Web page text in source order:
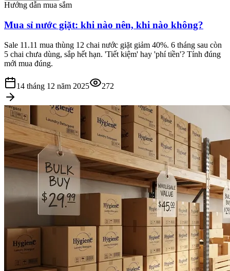
Hướng dẫn mua sắm
Mua sỉ nước giặt: khi nào nên, khi nào không?
Sale 11.11 mua thùng 12 chai nước giặt giảm 40%. 6 tháng sau còn
5 chai chưa dùng, sắp hết hạn. 'Tiết kiệm' hay 'phí tiền'? Tính đúng
mới mua đúng.
14 tháng 12 năm 2025 272